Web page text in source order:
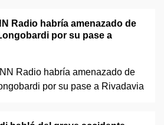
Radio habría amenazado de
por su pase a